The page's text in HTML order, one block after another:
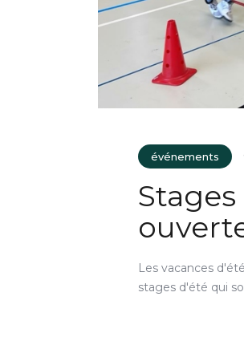
événements
Les vacances
stages d'été qui